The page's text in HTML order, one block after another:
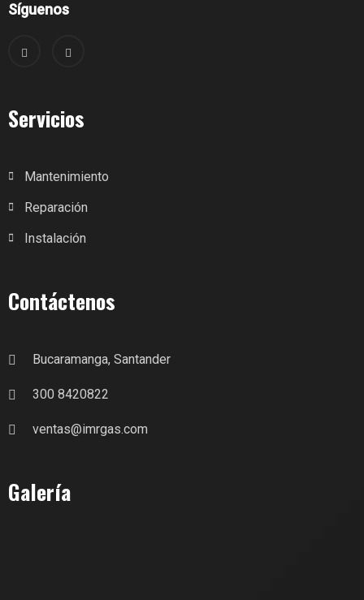
Síguenos
Servicios
Mantenimiento
Reparación
Instalación
Contáctenos
Bucaramanga, Santander
300 8420822
ventas@imrgas.com
Galería